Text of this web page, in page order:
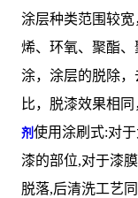
涂层种类范围较
烯、环氧、聚酯
涂，涂层的脱除
比，脱漆效果相同
剂 使用涂刷式:对
漆的部位,对于漆
脱落,后清洗工艺